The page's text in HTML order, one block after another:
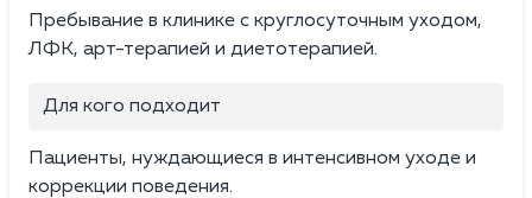
Пребывание в клинике с круглосуточным уходом,
ЛФК, арт-терапией и диетотерапией.
Для кого подходит
Пациенты, нуждающиеся в интенсивном уходе и
коррекции поведения.